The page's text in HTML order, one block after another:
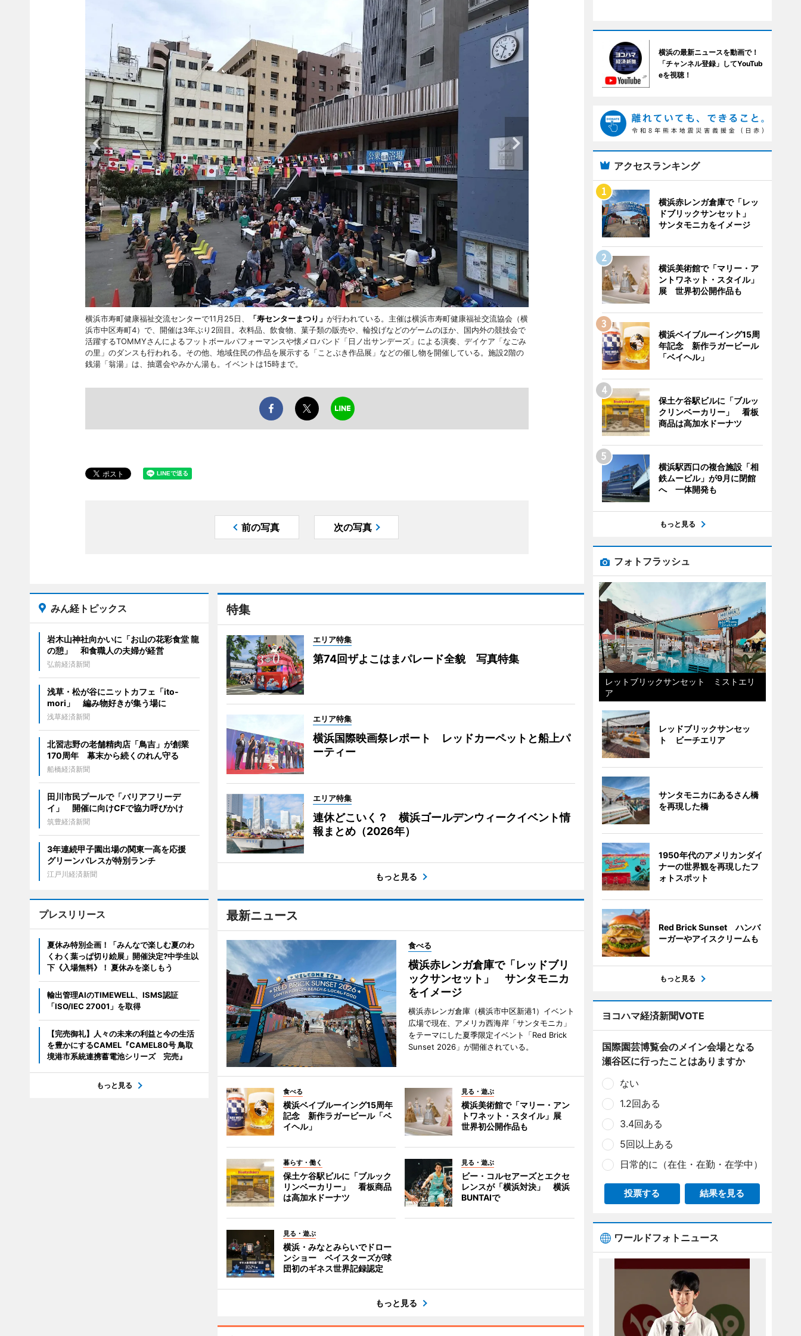
横浜市寿町健康福祉交流センターで11月25日、 「寿センターまつり」 が行われている。主催は横浜市寿町健康福祉交流協会（横
浜市中区寿町4）で、開催は3年ぶり2回目。衣料品、飲食物、菓子類の販売や、輪投げなどのゲームのほか、国内外の競技会で
活躍するTOMMYさんによるフットボールパフォーマンスや懐メロバンド「日ノ出サンデーズ」による演奏、デイケア「なごみ
の里」のダンスも行われる。その他、地域住民の作品を展示する「ことぶき作品展」などの催し物を開催している。施設2階の
銭湯「翁湯」は、抽選会やみかん湯も。イベントは15時まで。
前の写真 次の写真
特集
エリア特集
第74回ザよこはまパレード全貌 写真特集
エリア特集
横浜国際映画祭レポート レッドカーペットと船上パ
ーティー
エリア特集
連休どこいく？ 横浜ゴールデンウィークイベント情
報まとめ（2026年）
もっと見る
最新ニュース
食べる
横浜赤レンガ倉庫で「レッドブリ
ックサンセット」 サンタモニカ
をイメージ
横浜赤レンガ倉庫（横浜市中区新港1）イベント
広場で現在、アメリカ西海岸「サンタモニカ」
をテーマにした夏季限定イベント「Red Brick
Sunset 2026」が開催されている。
食べる
横浜ベイブルーイング15周年
記念 新作ラガービール「ベ
イヘル」
見る・遊ぶ
横浜美術館で「マリー・アン
トワネット・スタイル」展
世界初公開作品も
暮らす・働く
保土ケ谷駅ビルに「ブルック
リンベーカリー」 看板商品
は高加水ドーナツ
見る・遊ぶ
ビー・コルセアーズとエクセ
レンスが「横浜対決」 横浜
BUNTAIで
見る・遊ぶ
横浜・みなとみらいでドロー
ンショー ベイスターズが球
団初のギネス世界記録認定
もっと見る
みん経トピックス
岩木山神社向かいに「お山の花彩食堂 龍
の憩」 和食職人の夫婦が経営
弘前経済新聞
浅草・松が谷にニットカフェ「ito-
mori」 編み物好きが集う場に
浅草経済新聞
北習志野の老舗精肉店「鳥吉」が創業
170周年 幕末から続くのれん守る
船橋経済新聞
田川市民プールで「バリアフリーデ
イ」 開催に向けCFで協力呼びかけ
筑豊経済新聞
3年連続甲子園出場の関東一高を応援
グリーンパレスが特別ランチ
江戸川経済新聞
プレスリリース
夏休み特別企画！「みんなで楽しむ夏のわ
くわく葉っぱ切り絵展」開催決定?中学生以
下《入場無料》！ 夏休みを楽しもう
輸出管理AIのTIMEWELL、ISMS認証
「ISO/IEC 27001」を取得
【完売御礼】人々の未来の利益と今の生活
を豊かにするCAMEL『CAMEL80号 鳥取
境港市系統連携蓄電池シリーズ 完売』
もっと見る
横浜の最新ニュースを動画で！
「チャンネル登録」してYouTub
eを視聴！
アクセスランキング
横浜赤レンガ倉庫で「レッ
ドブリックサンセット」
サンタモニカをイメージ
横浜美術館で「マリー・ア
ントワネット・スタイル」
展 世界初公開作品も
横浜ベイブルーイング15周
年記念 新作ラガービール
「ベイヘル」
保土ケ谷駅ビルに「ブルッ
クリンベーカリー」 看板
商品は高加水ドーナツ
横浜駅西口の複合施設「相
鉄ムービル」が9月に閉館
へ 一体開発も
もっと見る
フォトフラッシュ
レットブリックサンセット ミストエリ
ア
レッドブリックサンセッ
ト ビーチエリア
サンタモニカにあるさん橋
を再現した橋
1950年代のアメリカンダイ
ナーの世界観を再現したフ
ォトスポット
Red Brick Sunset ハンバ
ーガーやアイスクリームも
もっと見る
ヨコハマ経済新聞VOTE
国際園芸博覧会のメイン会場となる
瀬谷区に行ったことはありますか
ない
1.2回ある
3.4回ある
5回以上ある
日常的に（在住・在勤・在学中）
投票する 結果を見る
ワールドフォトニュース